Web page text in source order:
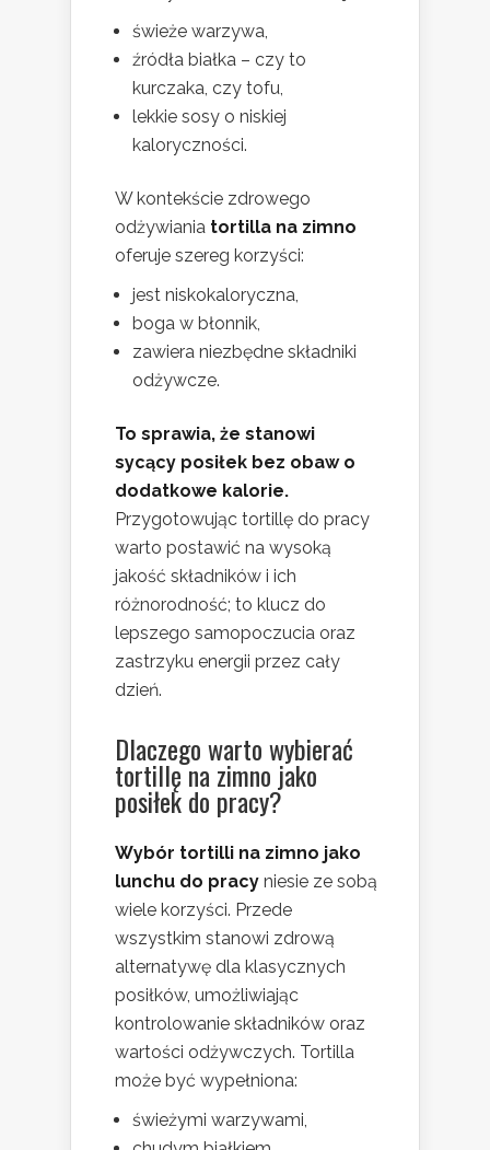
świeże warzywa,
źródła białka – czy to
kurczaka, czy tofu,
lekkie sosy o niskiej
kaloryczności.
W kontekście zdrowego
odżywiania tortilla na zimno
oferuje szereg korzyści:
jest niskokaloryczna,
boga w błonnik,
zawiera niezbędne składniki
odżywcze.
To sprawia, że stanowi
sycący posiłek bez obaw o
dodatkowe kalorie.
Przygotowując tortillę do pracy
warto postawić na wysoką
jakość składników i ich
różnorodność; to klucz do
lepszego samopoczucia oraz
zastrzyku energii przez cały
dzień.
Dlaczego warto wybierać
tortillę na zimno jako
posiłek do pracy?
Wybór tortilli na zimno jako
lunchu do pracy niesie ze sobą
wiele korzyści. Przede
wszystkim stanowi zdrową
alternatywę dla klasycznych
posiłków, umożliwiając
kontrolowanie składników oraz
wartości odżywczych. Tortilla
może być wypełniona:
świeżymi warzywami,